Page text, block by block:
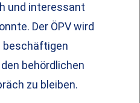
und interessant
Der ÖPV wird
beschäftigen
behördlichen
zu bleiben.